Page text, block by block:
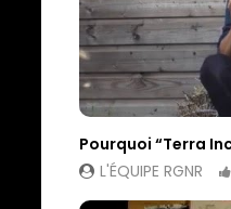
Pourquoi “Terra
L'ÉQUIPE RGNR